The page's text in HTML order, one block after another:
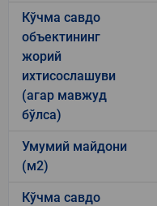
Кўчма савдо
объектининг
жорий
ихтисослашуви
(агар мавжуд
бўлса)
Умумий майдони
(м2)
Кўчма савдо